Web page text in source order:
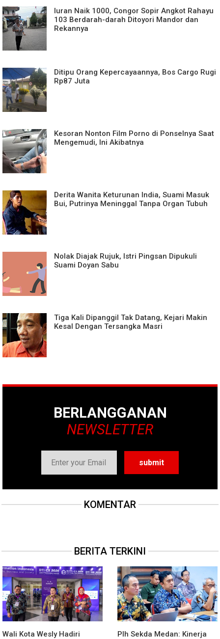
Iuran Naik 1000, Congor Sopir Angkot Rahayu
103 Berdarah-darah Ditoyori Mandor dan
Rekannya
Ditipu Orang Kepercayaannya, Bos Cargo Rugi
Rp87 Juta
Kesoran Nonton Film Porno di Ponselnya Saat
Mengemudi, Ini Akibatnya
Derita Wanita Keturunan India, Suami Masuk
Bui, Putrinya Meninggal Tanpa Organ Tubuh
Nolak Diajak Rujuk, Istri Pingsan Dipukuli
Suami Doyan Sabu
Tiga Kali Dipanggil Tak Datang, Kejari Makin
Kesal Dengan Tersangka Masri
BERLANGGANAN
NEWSLETTER
KOMENTAR
BERITA TERKINI
Wali Kota Wesly Hadiri
Plh Sekda Medan: Kinerja